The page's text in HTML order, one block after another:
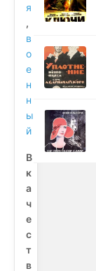
я
,
в
о
е
н
н
ы
й
В
к
а
ч
е
с
т
в